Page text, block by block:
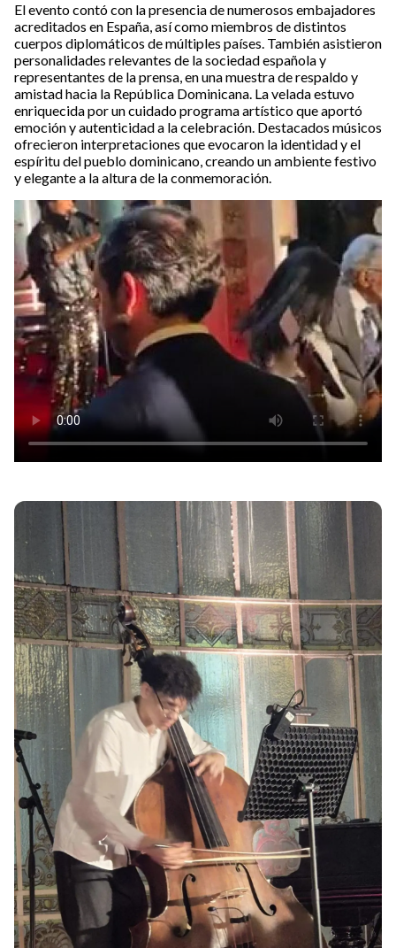
El evento contó con la presencia de numerosos embajadores
acreditados en España, así como miembros de distintos
cuerpos diplomáticos de múltiples países. También asistieron
personalidades relevantes de la sociedad española y
representantes de la prensa, en una muestra de respaldo y
amistad hacia la República Dominicana. La velada estuvo
enriquecida por un cuidado programa artístico que aportó
emoción y autenticidad a la celebración. Destacados músicos
ofrecieron interpretaciones que evocaron la identidad y el
espíritu del pueblo dominicano, creando un ambiente festivo
y elegante a la altura de la conmemoración.